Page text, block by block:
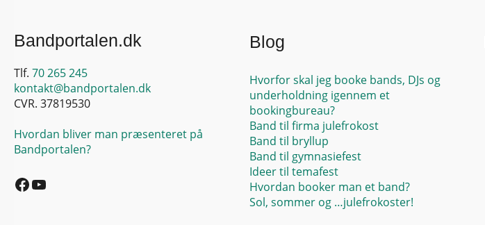
Bandportalen.dk
Tlf. 70 265 245
kontakt@bandportalen.dk
CVR. 37819530
Hvordan bliver man præsenteret på
Bandportalen?
Facebook
Blog
Hvorfor skal jeg booke bands, DJs og
underholdning igennem et
bookingbureau?
Band til firma julefrokost
Band til bryllup
Band til gymnasiefest
Ideer til temafest
Hvordan booker man et band?
Sol, sommer og …julefrokoster!